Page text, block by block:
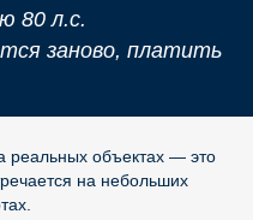
80 л.с.
заново, платить
реальных объектах — это
на небольших